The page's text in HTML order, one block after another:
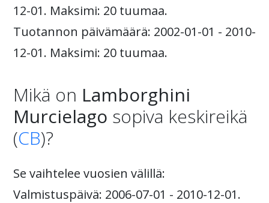
12-01. Maksimi: 20 tuumaa.
Tuotannon päivämäärä: 2002-01-01 - 2010-
12-01. Maksimi: 20 tuumaa.
Mikä on Lamborghini
Murcielago sopiva keskireikä
(CB)?
Se vaihtelee vuosien välillä:
Valmistuspäivä: 2006-07-01 - 2010-12-01.